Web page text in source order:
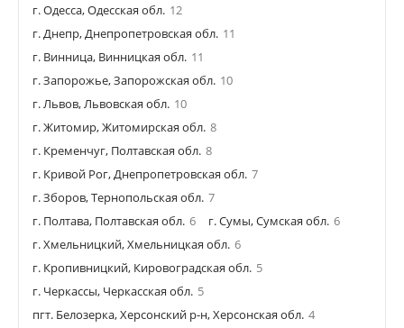
г. Одесса, Одесская обл. 12
г. Днепр, Днепропетровская обл. 11
г. Винница, Винницкая обл. 11
г. Запорожье, Запорожская обл. 10
г. Львов, Львовская обл. 10
г. Житомир, Житомирская обл. 8
г. Кременчуг, Полтавская обл. 8
г. Кривой Рог, Днепропетровская обл. 7
г. Зборов, Тернопольская обл. 7
г. Полтава, Полтавская обл. 6 г. Сумы, Сумская обл. 6
г. Хмельницкий, Хмельницкая обл. 6
г. Кропивницкий, Кировоградская обл. 5
г. Черкассы, Черкасская обл. 5
пгт. Белозерка, Херсонский р-н, Херсонская обл. 4